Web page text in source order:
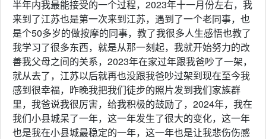
半年内我最能接受的一个过程，2023年十一月份左右，我
来到了江苏也是第一次来到江苏，遇到了一个老同事，也
是个50多岁的做按摩的同事，教了我很多人生感悟也教了
我学习了很多东西，就是从那一刻起，我就开始努力的改
善我父母之间的关系，2023年在家过年跟我爸吵了一架，
就从去了，江苏以后就再也没跟我爸吵过架到现在至今我
感到很幸福，昨晚我把我们徒步的照片发到我们家族群
里，我爸说我很厉害，给我积极的鼓励了，2024年，我在
我们小县城呆了一年，这一年发生了很大的变化，这一年
也是我在小县城最稳定的一年，这一年也是让我悲伤伤感